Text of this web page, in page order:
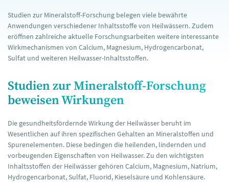
Studien zur Mineralstoff-Forschung belegen viele bewährte
Anwendungen verschiedener Inhaltsstoffe von Heilwässern. Zudem
eröffnen zahlreiche aktuelle Forschungsarbeiten weitere interessante
Wirkmechanismen von Calcium, Magnesium, Hydrogencarbonat,
Sulfat und weiteren Heilwasser-Inhaltsstoffen.
Studien zur Mineralstoff-Forschung
beweisen Wirkungen
Die gesundheitsfördernde Wirkung der Heilwässer beruht im
Wesentlichen auf ihren spezifischen Gehalten an Mineralstoffen und
Spurenelementen. Diese bedingen die heilenden, lindernden und
vorbeugenden Eigenschaften von Heilwasser. Zu den wichtigsten
Inhaltsstoffen der Heilwässer gehören Calcium, Magnesium, Natrium,
Hydrogencarbonat, Sulfat, Fluorid, Kieselsäure und Kohlensäure.